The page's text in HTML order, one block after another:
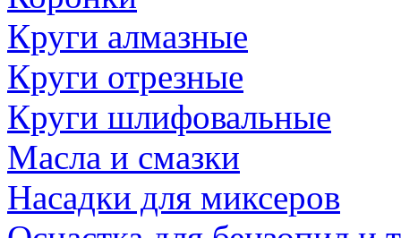
Круги алмазные
Круги отрезные
Круги шлифовальные
Масла и смазки
Насадки для миксеров